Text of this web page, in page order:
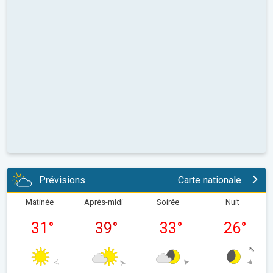
Prévisions Carte nationale
Matinée
31 °
Après-midi
39°
Soirée
33°
Nuit
26°